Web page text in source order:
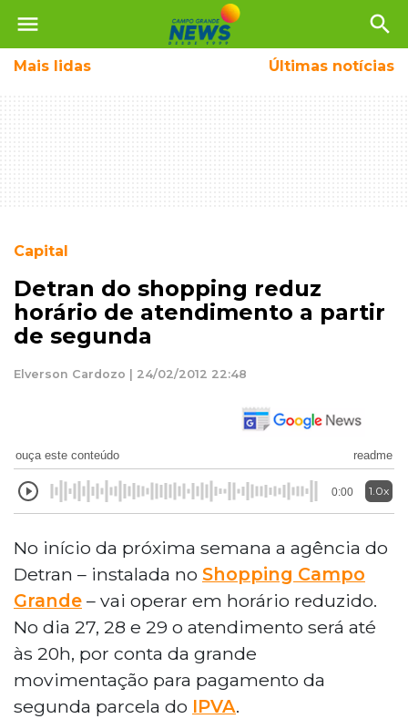
menu search
Mais lidas Últimas notícias
Capital
Detran do shopping reduz
horário de atendimento a partir
de segunda
Elverson Cardozo | 24/02/2012 22:48
ouça este conteúdo readme
0:00 1.0x
No início da próxima semana a agência do
Detran – instalada no Shopping Campo
Grande – vai operar em horário reduzido.
No dia 27, 28 e 29 o atendimento será até
às 20h, por conta da grande
movimentação para pagamento da
segunda parcela do IPVA.